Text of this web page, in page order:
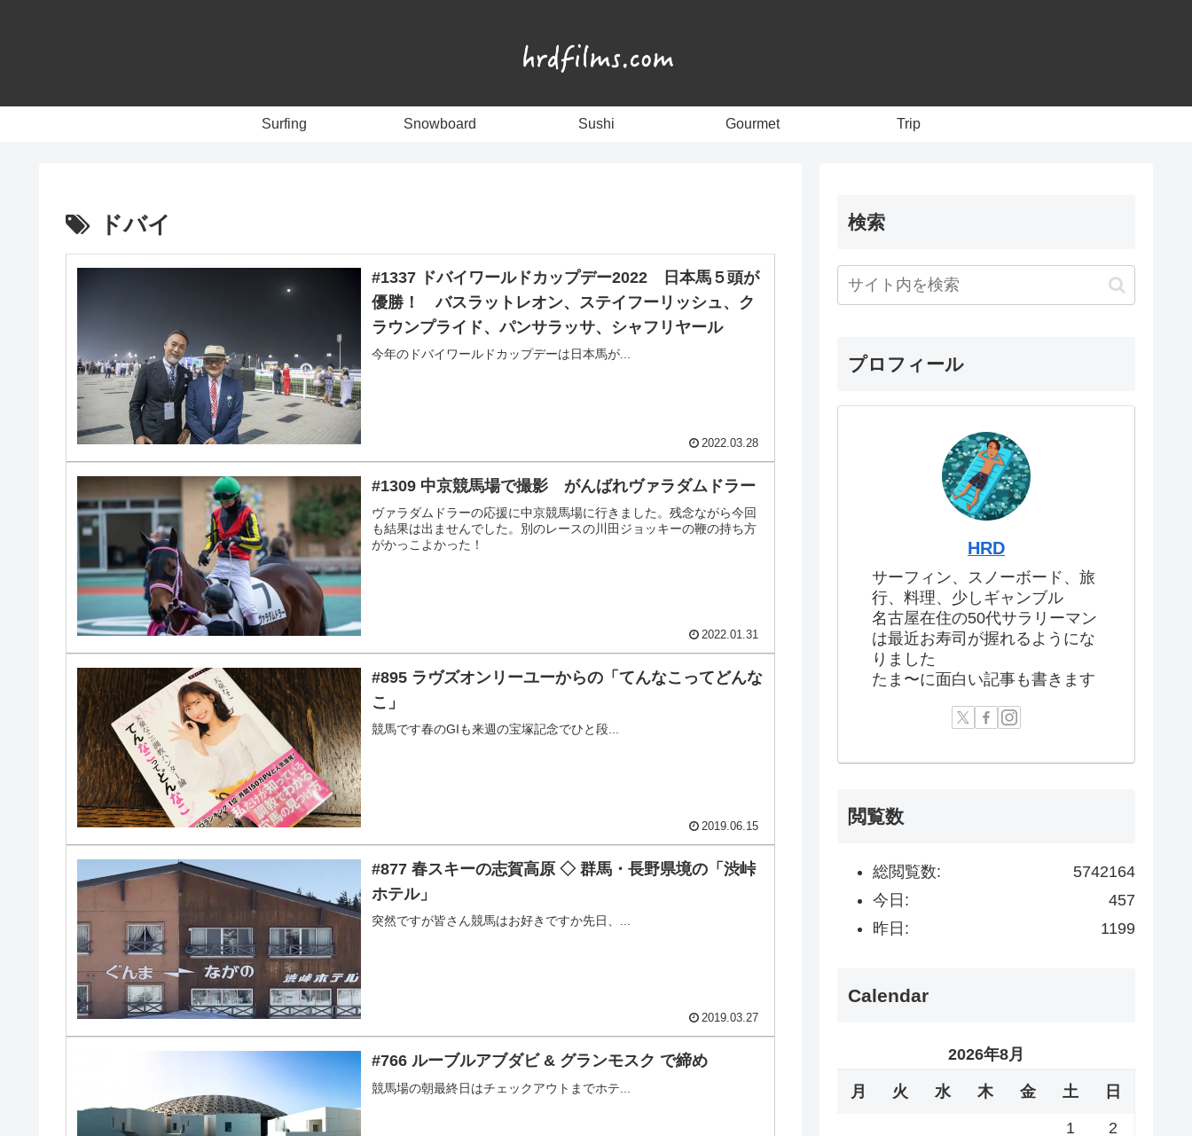
Surfing Snowboard Sushi Gourmet Trip
ドバイ
#1337 ドバイワールドカップデー2022 日本馬５頭が
優勝！ バスラットレオン、ステイフーリッシュ、ク
ラウンプライド、パンサラッサ、シャフリヤール
今年のドバイワールドカップデーは日本馬が...
2022.03.28
#1309 中京競馬場で撮影 がんばれヴァラダムドラー
ヴァラダムドラーの応援に中京競馬場に行きました。残念ながら今回
も結果は出ませんでした。別のレースの川田ジョッキーの鞭の持ち方
がかっこよかった！
2022.01.31
#895 ラヴズオンリーユーからの「てんなこってどんな
こ」
競馬です春のGIも来週の宝塚記念でひと段...
2019.06.15
#877 春スキーの志賀高原 ◇ 群馬・長野県境の「渋峠
ホテル」
突然ですが皆さん競馬はお好きですか先日、...
2019.03.27
#766 ルーブルアブダビ & グランモスク で締め
競馬場の朝最終日はチェックアウトまでホテ...
検索
プロフィール
HRD
サーフィン、スノーボード、旅
行、料理、少しギャンブル
名古屋在住の50代サラリーマン
は最近お寿司が握れるようにな
りました
たま〜に面白い記事も書きます
閲覧数
5742164
総閲覧数:
457
今日:
1199
昨日:
Calendar
2026年8月
月 火 水 木 金 土 日
1
2